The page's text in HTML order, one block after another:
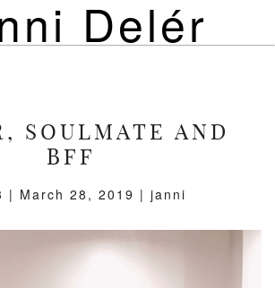
Delér
SOULMATE AND
BFF
| March 28, 2019 | janni